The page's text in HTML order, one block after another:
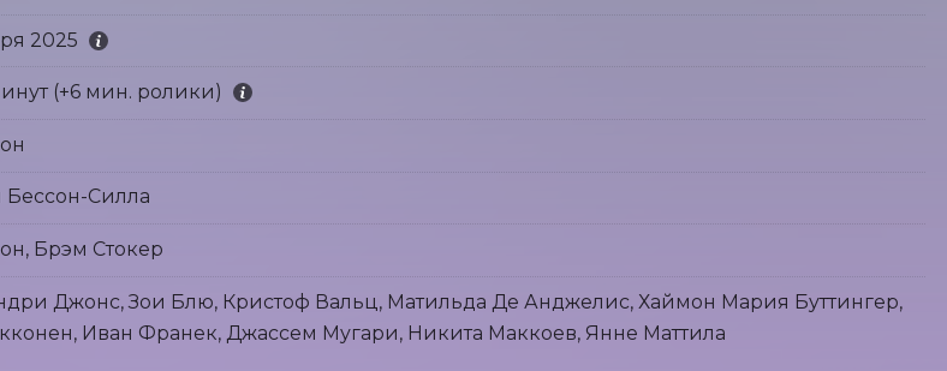
2025
(+6 мин. ролики)
Силла
Брэм Стокер
Джонс, Зои Блю, Кристоф Вальц, Матильда Де Анджелис, Хаймон Мария Буттингер,
Иван Франек, Джассем Мугари, Никита Маккоев, Янне Маттила